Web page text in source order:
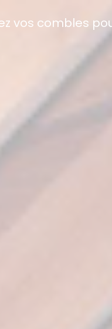
vos combles